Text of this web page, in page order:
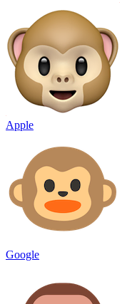
Apple
Google